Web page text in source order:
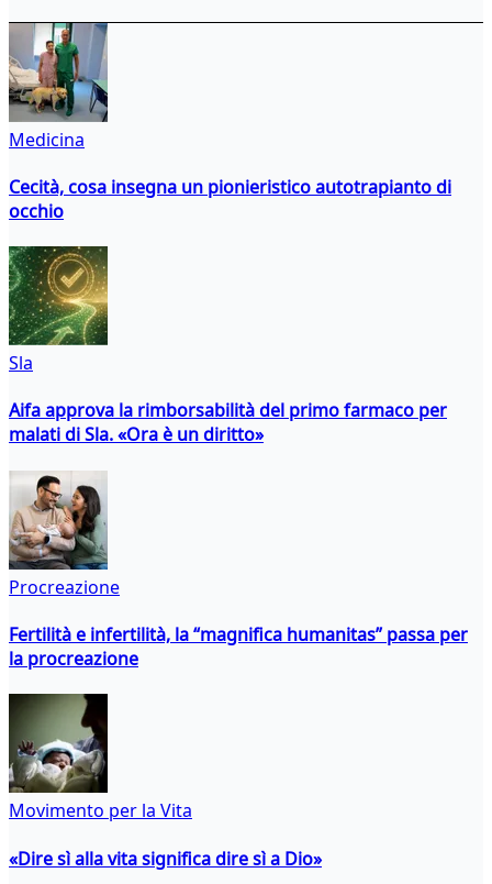
Medicina
Cecità, cosa insegna un pionieristico autotrapianto di
occhio
Sla
Aifa approva la rimborsabilità del primo farmaco per
malati di Sla. «Ora è un diritto»
Procreazione
Fertilità e infertilità, la “magnifica humanitas” passa per
la procreazione
Movimento per la Vita
«Dire sì alla vita significa dire sì a Dio»